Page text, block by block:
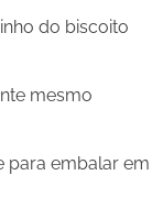
do biscoito
mesmo
para embalar em